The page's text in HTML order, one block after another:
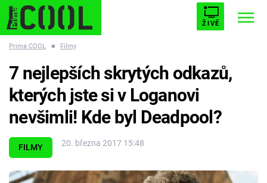
ŽIVĚ
ESCAPE PLNEJ KOTEL AVENGERS 5
Témata
Prima COOL ■ Filmy
FILMY 20. března 2017 15:48
7 nejlepších skrytých odkazů,
kterých jste si v Loganovi
nevšimli! Kde byl Deadpool?